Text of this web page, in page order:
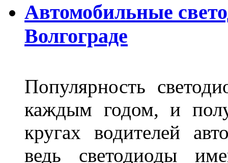
Автомобильные
Волгограде
Популярность
каждым годом, и
кругах водителей
ведь светодиоды